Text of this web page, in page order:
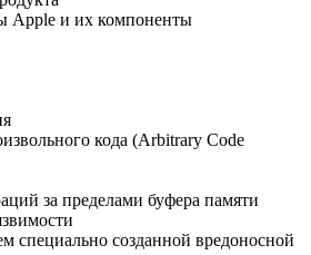
Apple и их компоненты
кода (Arbitrary Code
за пределами буфера памяти
специально созданной вредоносной